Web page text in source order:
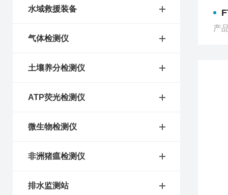
水域救援装备
气体检测仪
土壤养分检测仪
ATP荧光检测仪
微生物检测仪
非洲猪瘟检测仪
排水监测站
产